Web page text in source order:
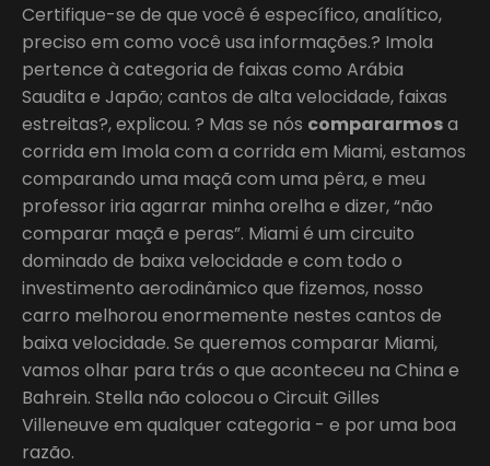
Certifique-se de que você é específico, analítico,
preciso em como você usa informações.? Imola
pertence à categoria de faixas como Arábia
Saudita e Japão; cantos de alta velocidade, faixas
estreitas?, explicou. ? Mas se nós compararmosa
corrida em Imola com a corrida em Miami, estamos
comparando uma maçã com uma pêra, e meu
professor iria agarrar minha orelha e dizer, “não
comparar maçã e peras”. Miami é um circuito
dominado de baixa velocidade e com todo o
investimento aerodinâmico que fizemos, nosso
carro melhorou enormemente nestes cantos de
baixa velocidade. Se queremos comparar Miami,
vamos olhar para trás o que aconteceu na China e
Bahrein. Stella não colocou o Circuit Gilles
Villeneuve em qualquer categoria - e por uma boa
razão.